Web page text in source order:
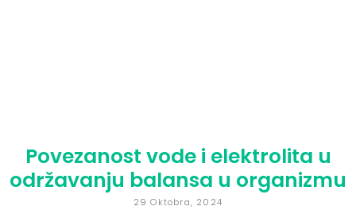
Povezanost vode i elektrolita u
održavanju balansa u organizmu
29 Oktobra, 2024